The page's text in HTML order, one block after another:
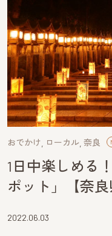
おでかけ ローカル 奈良
1日中楽しめる
ポット」【奈良
2022.06.03